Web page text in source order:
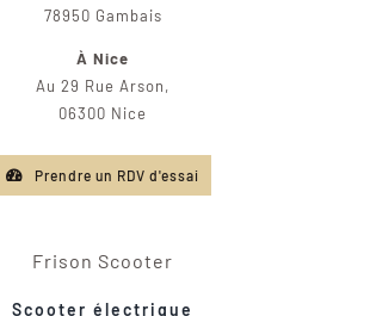
78950 Gambais
À Nice
Au 29 Rue Arson,
06300 Nice
Prendre un RDV d'essai
Frison Scooter
Scooter électrique